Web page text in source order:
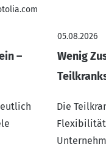
–
05.08.2026
Wenig
Die